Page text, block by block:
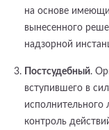
на основе
вынесенного
надзорной
Постсудебный.
вступившего в
исполнительного
контроль